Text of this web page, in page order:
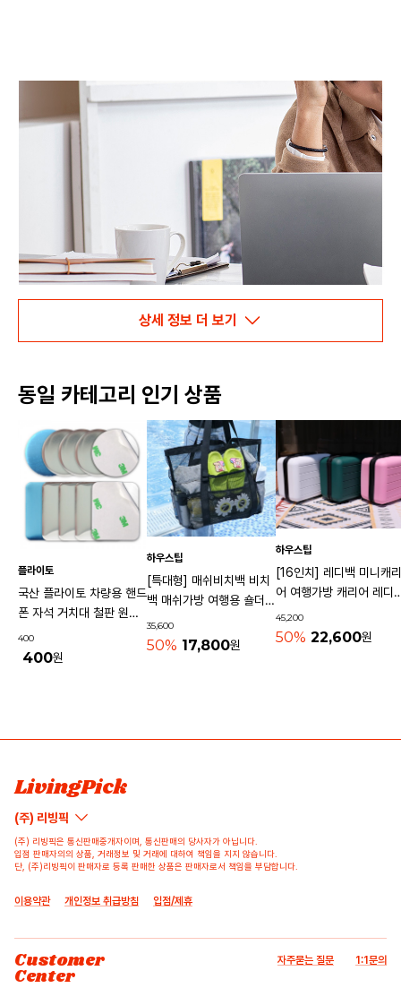
상세 정보 더 보기
동일 카테고리 인기 상품
플라이토
국산 플라이토 차량용 핸드
폰 자석 거치대 철판 원형
사각 40mm
400
400원
하우스팁
[특대형] 매쉬비치백 비치
백 매쉬가방 여행용 숄더백
물놀이가방 수영가방 물빠
지는가방
35,600
50% 17,800원
하우스팁
[16인치] 레디백 미니캐리
어 여행가방 캐리어 레디
기내용가방
45,200
50% 22,600원
LivingPick
(주) 리빙픽
(주) 리빙픽은 통신판매중개자이며, 통신판매의 당사자가 아닙니다.
입점 판매자의의 상품, 거래정보 및 거래에 대하여 책임을 지지 않습니다.
단, (주)리빙픽이 판매자로 등록 판매한 상품은 판매자로서 책임을 부담합니다.
이용약관 개인정보 취급방침 입점/제휴
Customer
Center
자주묻는 질문 1:1문의